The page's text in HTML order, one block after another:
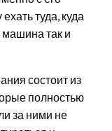
туда, куда
машина так и
состоит из
полностью
за ними не